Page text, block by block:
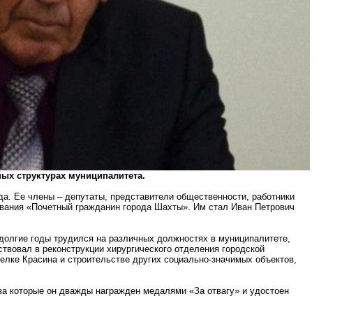
структурах муниципалитета.
Ее члены – депутаты, представители общественности, работники
«Почетный гражданин города Шахты». Им стал Иван Петрович
годы трудился на различных должностях в муниципалитете,
в реконструкции хирургического отделения городской
Красина и строительстве других социально-значимых объектов,
которые он дважды награжден медалями «За отвагу» и удостоен